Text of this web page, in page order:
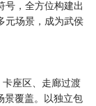
号，全方位构建出
元场景，成为武侯
座区、走廊过渡
景覆盖。以独立包